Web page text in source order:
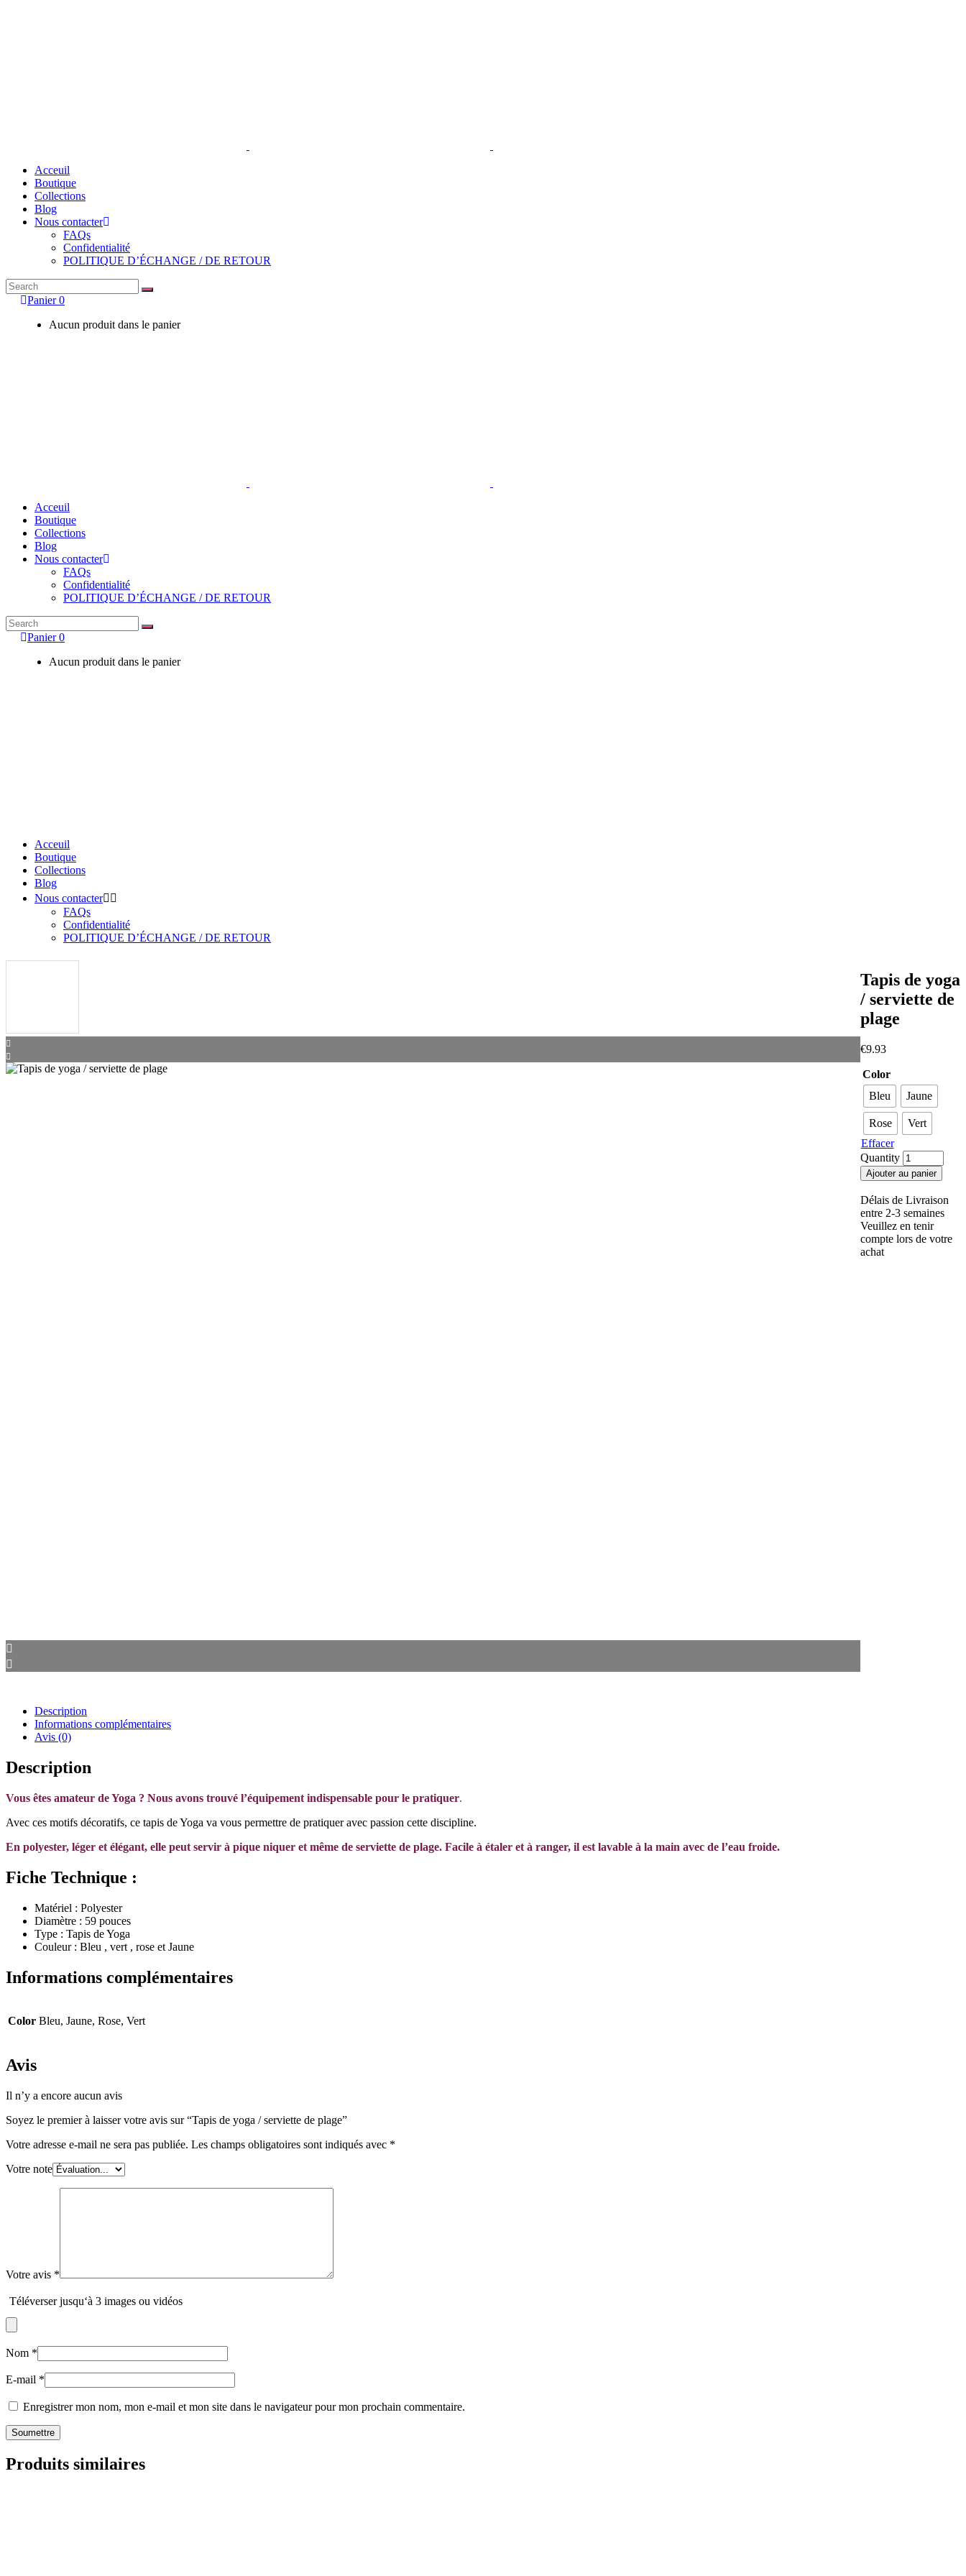
Acceuil
Boutique
Collections
Blog
Nous contacter
FAQs
Confidentialité
POLITIQUE D’ÉCHANGE / DE RETOUR
Search
for: Panier 0
Aucun produit dans le panier
Acceuil
Boutique
Collections
Blog
Nous contacter
FAQs
Confidentialité
POLITIQUE D’ÉCHANGE / DE RETOUR
Search
for: Panier 0
Aucun produit dans le panier
Acceuil
Boutique
Collections
Blog
Nous contacter
FAQs
Confidentialité
POLITIQUE D’ÉCHANGE / DE RETOUR
Tapis de yoga
/ serviette de
plage
€9.93
Color
Bleu
Jaune
Rose
Vert
Effacer
Quantity
Ajouter au panier
Délais de Livraison
entre 2-3 semaines
Veuillez en tenir
compte lors de votre
achat
Description
Informations complémentaires
Avis (0)
Description
Vous êtes amateur de Yoga ? Nous avons trouvé l’équipement indispensable pour le pratiquer.
Avec ces motifs décoratifs, ce tapis de Yoga va vous permettre de pratiquer avec passion cette discipline.
En polyester, léger et élégant, elle peut servir à pique niquer et même de serviette de plage. Facile à étaler et à ranger, il est lavable à la main avec de l’eau froide.
Fiche Technique :
Matériel : Polyester
Diamètre : 59 pouces
Type : Tapis de Yoga
Couleur : Bleu , vert , rose et Jaune
Informations complémentaires
Color Bleu, Jaune, Rose, Vert
Avis
Il n’y a encore aucun avis
Soyez le premier à laisser votre avis sur “Tapis de yoga / serviette de plage”
Votre adresse e-mail ne sera pas publiée. Les champs obligatoires sont indiqués avec *
Votre note
Votre avis *
Téléverser jusqu‘à 3 images ou vidéos
Nom *
E-mail *
Enregistrer mon nom, mon e-mail et mon site dans le navigateur pour mon prochain commentaire.
Produits similaires